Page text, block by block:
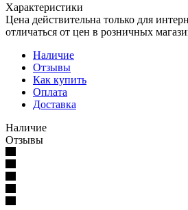
Характеристики
Цена действительна только для
отличаться от цен в розничных
Наличие
Отзывы
Как купить
Оплата
Доставка
Наличие
Отзывы